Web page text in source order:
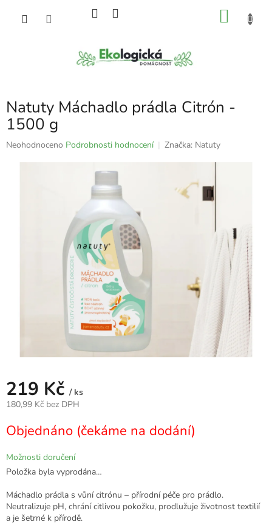
Natuty Máchadlo prádla Citrón -
1500 g
Průměrné
Neohodnoceno Podrobnosti hodnocení Značka: Natuty
219 Kč / ks
180,99 Kč bez DPH
cena:
Objednáno (čekáme na dodání)
Možnosti doručení
Položka byla vyprodána…
Máchadlo prádla s vůní citrónu – přírodní péče pro prádlo.
Neutralizuje pH, chrání citlivou pokožku, prodlužuje životnost textilií
a je šetrné k přírodě.